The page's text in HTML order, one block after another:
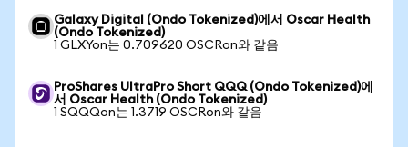
Galaxy Digital (Ondo Tokenized)에서 Oscar Health
(Ondo Tokenized)
1 GLXYon는 0.709620 OSCRon와 같음
ProShares UltraPro Short QQQ (Ondo Tokenized)에
서 Oscar Health (Ondo Tokenized)
1 SQQQon는 1.3719 OSCRon와 같음